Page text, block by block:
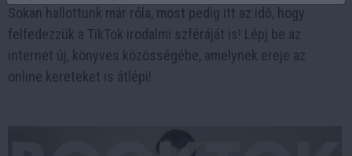
Sokan hallottunk már róla, most pedig itt az idő, hogy
felfedezzük a TikTok irodalmi szféráját is! Lépj be az
internet új, könyves közösségébe, amelynek ereje az
online kereteket is átlépi!